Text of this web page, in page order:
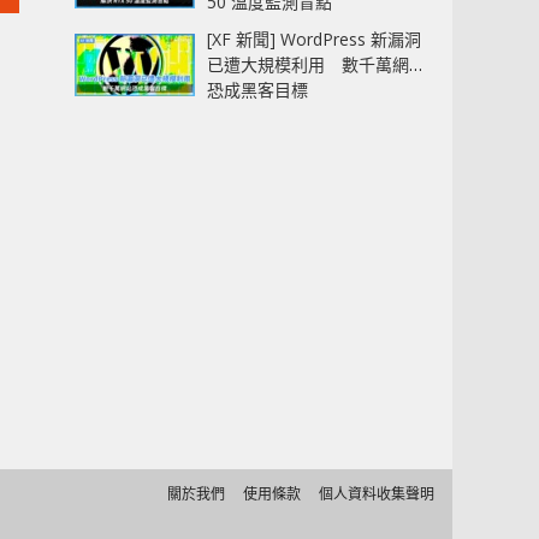
[XF 新聞] WordPress 新漏洞
已遭大規模利用 數千萬網站
恐成黑客目標
關於我們 使用條款 個人資料收集聲明